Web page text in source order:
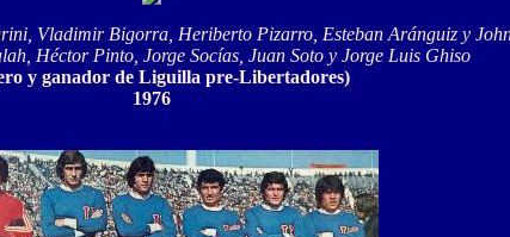
Vladimir Bigorra, Heriberto Pizarro, Esteban Aránguiz y
Héctor Pinto, Jorge Socías, Juan Soto y Jorge Luis Ghiso
y ganador de Liguilla pre-Libertadores)
1976